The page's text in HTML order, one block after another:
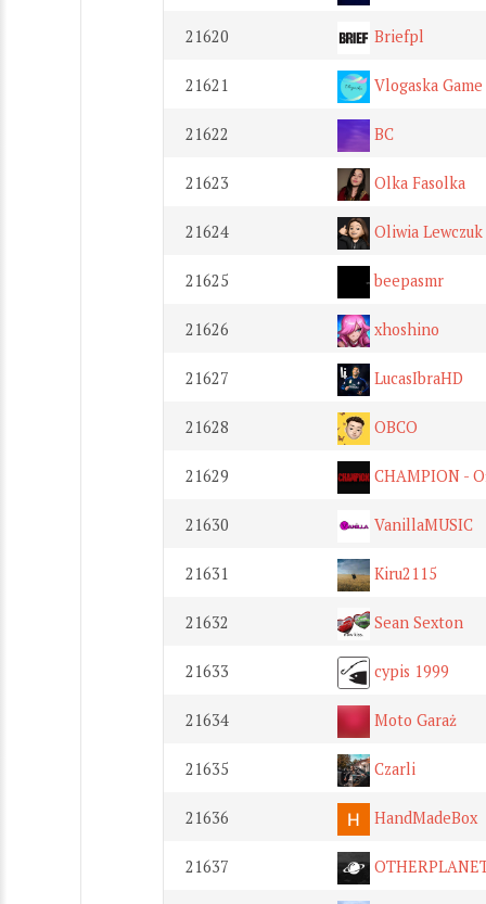
21620 Briefpl
21621 Vlogaska Game
21622 BC
21623 Olka Fasolka
21624 Oliwia Lewczuk
21625 beepasmr
21626 xhoshino
21627 LucasIbraHD
21628 OBCO
21629 CHAMPION -
21630 VanillaMUSIC
21631 Kiru2115
21632 Sean Sexton
21633 cypis 1999
21634 Moto Garaż
21635 Czarli
21636 HandMadeBox
21637